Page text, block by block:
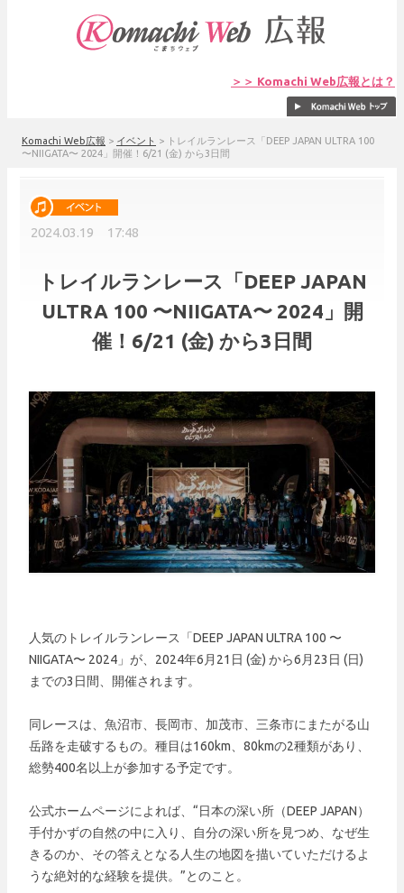
＞＞ Komachi Web広報とは？
Komachi Web広報 > イベント > トレイルランレース「DEEP JAPAN ULTRA 100
〜NIIGATA〜 2024」開催！6/21 (金) から3日間
2024.03.19 17:48
トレイルランレース「DEEP JAPAN
ULTRA 100 〜NIIGATA〜 2024」開
催！6/21 (金) から3日間
人気のトレイルランレース「DEEP JAPAN ULTRA 100 〜
NIIGATA〜 2024」が、2024年6月21日 (金) から6月23日 (日)
までの3日間、開催されます。
同レースは、魚沼市、長岡市、加茂市、三条市にまたがる山
岳路を走破するもの。種目は160km、80kmの2種類があり、
総勢400名以上が参加する予定です。
公式ホームページによれば、“日本の深い所（DEEP JAPAN）
手付かずの自然の中に入り、自分の深い所を見つめ、なぜ生
きるのか、その答えとなる人生の地図を描いていただけるよ
うな絶対的な経験を提供。”とのこと。